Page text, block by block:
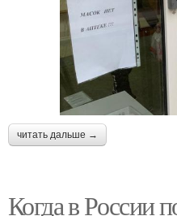
читать дальше →
Когда в России